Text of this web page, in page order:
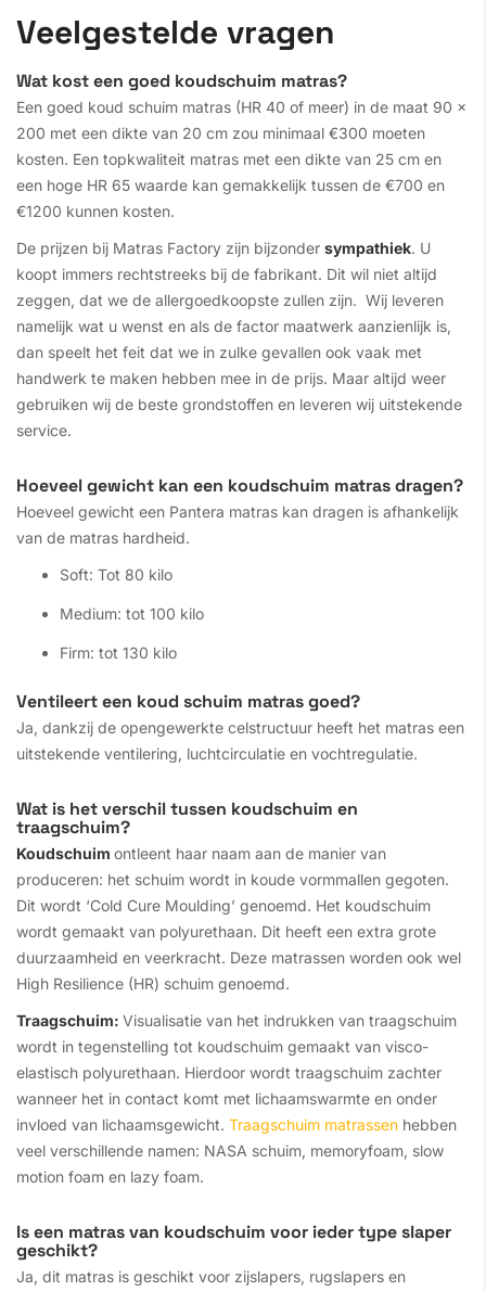
Veelgestelde vragen
Wat kost een goed koudschuim matras?
Een goed koud schuim matras (HR 40 of meer) in de maat 90 x
200 met een dikte van 20 cm zou minimaal €300 moeten
kosten. Een topkwaliteit matras met een dikte van 25 cm en
een hoge HR 65 waarde kan gemakkelijk tussen de €700 en
€1200 kunnen kosten.
De prijzen bij Matras Factory zijn bijzonder sympathiek. U
koopt immers rechtstreeks bij de fabrikant. Dit wil niet altijd
zeggen, dat we de allergoedkoopste zullen zijn. Wij leveren
namelijk wat u wenst en als de factor maatwerk aanzienlijk is,
dan speelt het feit dat we in zulke gevallen ook vaak met
handwerk te maken hebben mee in de prijs. Maar altijd weer
gebruiken wij de beste grondstoffen en leveren wij uitstekende
service.
Hoeveel gewicht kan een koudschuim matras dragen?
Hoeveel gewicht een Pantera matras kan dragen is afhankelijk
van de matras hardheid.
Soft: Tot 80 kilo
Medium: tot 100 kilo
Firm: tot 130 kilo
Ventileert een koud schuim matras goed?
Ja, dankzij de opengewerkte celstructuur heeft het matras een
uitstekende ventilering, luchtcirculatie en vochtregulatie.
Wat is het verschil tussen koudschuim en
traagschuim?
Koudschuim ontleent haar naam aan de manier van
produceren: het schuim wordt in koude vormmallen gegoten.
Dit wordt ‘Cold Cure Moulding’ genoemd. Het koudschuim
wordt gemaakt van polyurethaan. Dit heeft een extra grote
duurzaamheid en veerkracht. Deze matrassen worden ook wel
High Resilience (HR) schuim genoemd.
Traagschuim: Visualisatie van het indrukken van traagschuim
wordt in tegenstelling tot koudschuim gemaakt van visco-
elastisch polyurethaan. Hierdoor wordt traagschuim zachter
wanneer het in contact komt met lichaamswarmte en onder
invloed van lichaamsgewicht. Traagschuim matrassen hebben
veel verschillende namen: NASA schuim, memoryfoam, slow
motion foam en lazy foam.
Is een matras van koudschuim voor ieder type slaper
geschikt?
Ja, dit matras is geschikt voor zijslapers, rugslapers en